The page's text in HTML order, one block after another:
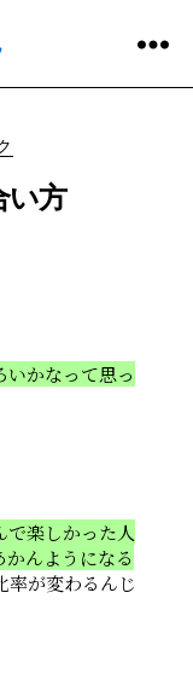
い方
かなって思っ
で楽しかった人
んようになる
率が変わるんじ